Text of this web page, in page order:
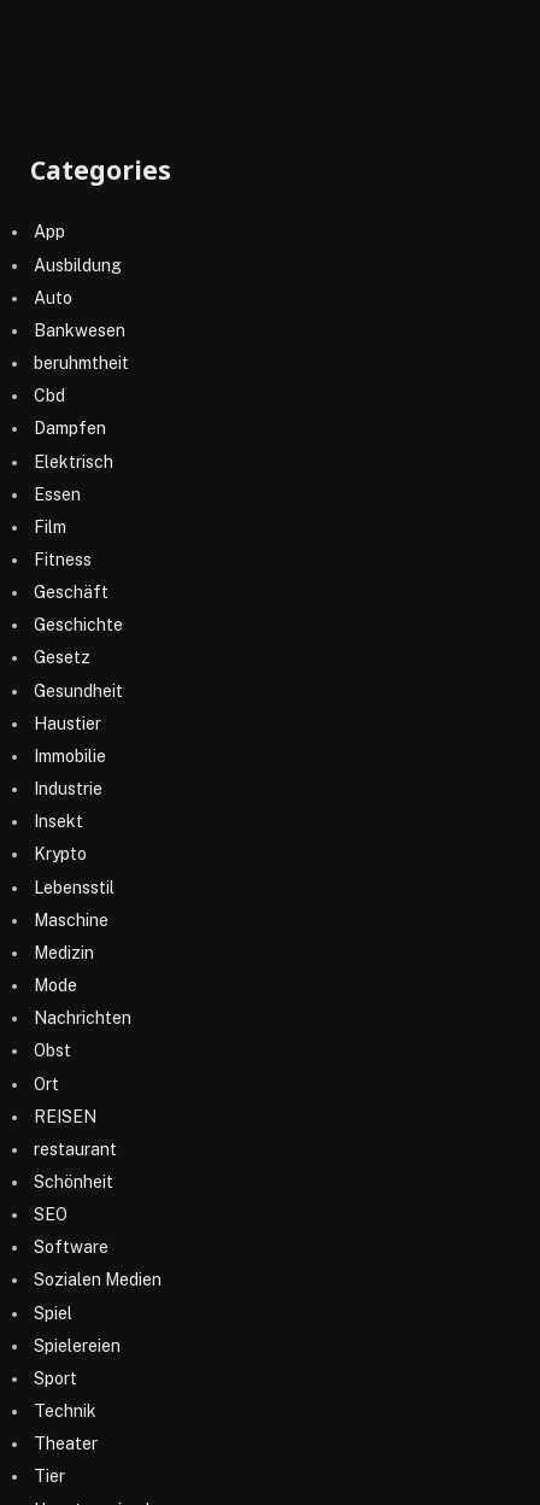
Categories
App
Ausbildung
Auto
Bankwesen
beruhmtheit
Cbd
Dampfen
Elektrisch
Essen
Film
Fitness
Geschäft
Geschichte
Gesetz
Gesundheit
Haustier
Immobilie
Industrie
Insekt
Krypto
Lebensstil
Maschine
Medizin
Mode
Nachrichten
Obst
Ort
REISEN
restaurant
Schönheit
SEO
Software
Sozialen Medien
Spiel
Spielereien
Sport
Technik
Theater
Tier